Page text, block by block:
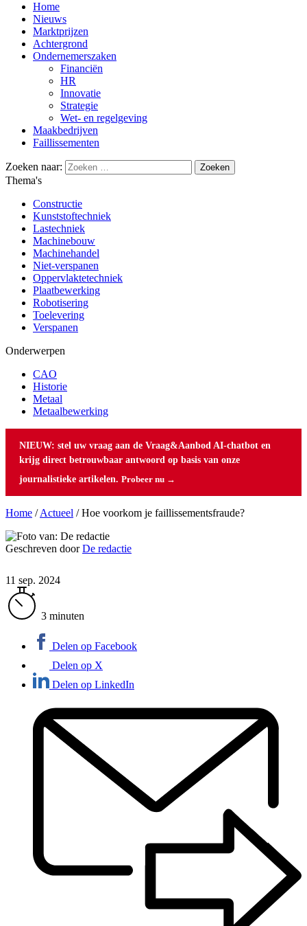
Home
Nieuws
Marktprijzen
Achtergrond
Ondernemerszaken
Financiën
HR
Innovatie
Strategie
Wet- en regelgeving
Maakbedrijven
Faillissementen
Zoeken naar:
Thema's
Constructie
Kunststoftechniek
Lastechniek
Machinebouw
Machinehandel
Niet-verspanen
Oppervlaktetechniek
Plaatbewerking
Robotisering
Toelevering
Verspanen
Onderwerpen
CAO
Historie
Metaal
Metaalbewerking
NIEUW: stel uw vraag aan de Vraag&Aanbod AI-chatbot en
krijg direct betrouwbaar antwoord op basis van onze
journalistieke artikelen. Probeer nu →
Home /Actueel /Hoe voorkom je faillissementsfraude?
Geschreven doorDe redactie
11 sep. 2024
3 minuten
Delen op Facebook
Delen op X
Delen op LinkedIn